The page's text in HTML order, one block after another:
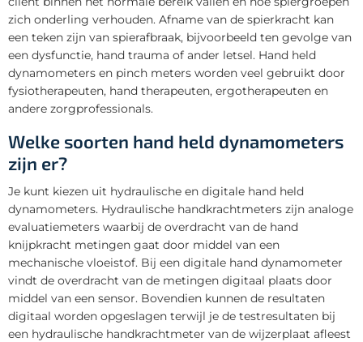
zich onderling verhouden. Afname van de spierkracht kan
een teken zijn van spierafbraak, bijvoorbeeld ten gevolge van
een dysfunctie, hand trauma of ander letsel. Hand held
dynamometers en pinch meters worden veel gebruikt door
fysiotherapeuten, hand therapeuten, ergotherapeuten en
andere zorgprofessionals.
Welke soorten hand held dynamometers
zijn er?
Je kunt kiezen uit hydraulische en digitale hand held
dynamometers. Hydraulische handkrachtmeters zijn analoge
evaluatiemeters waarbij de overdracht van de hand
knijpkracht metingen gaat door middel van een
mechanische vloeistof. Bij een digitale hand dynamometer
vindt de overdracht van de metingen digitaal plaats door
middel van een sensor. Bovendien kunnen de resultaten
digitaal worden opgeslagen terwijl je de testresultaten bij
een hydraulische handkrachtmeter van de wijzerplaat afleest